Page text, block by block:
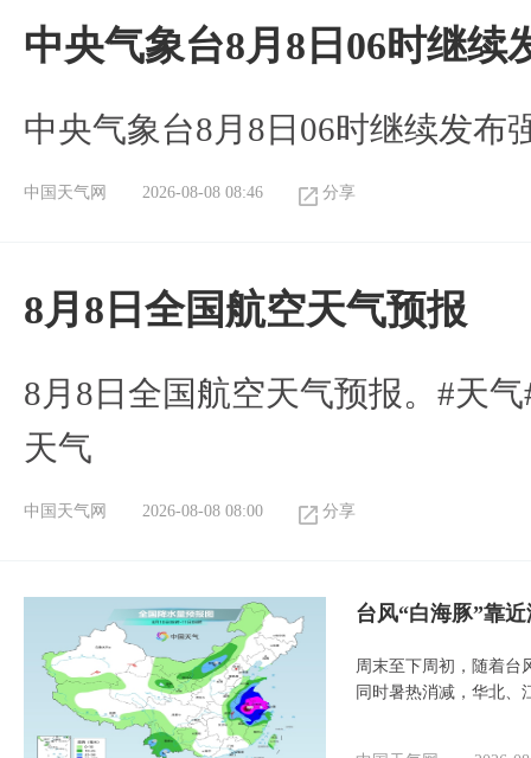
中央气象台8月8日06时继
中央气象台8月8日06时继续发布
中国天气网 2026-08-08 08:46 分享
8月8日全国航空天气预报
8月8日全国航空天气预报。#天
天气
中国天气网 2026-08-08 08:00 分享
台风“白海豚”靠
周末至下周初，随着台
同时暑热消减，华北、